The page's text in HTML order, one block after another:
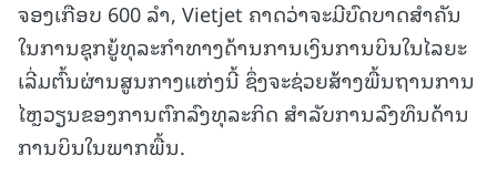
ຈອງເກືອບ 600 ລຳ, Vietjet ຄາດວ່າຈະມີບົດບາດສຳຄັນ
ໃນການຊຸກຍູ້ທຸລະກຳທາງດ້ານການເງິນການບິນໃນໄລຍະ
ເລີ່ມຕົ້ນຜ່ານສູນກາງແຫ່ງນີ້ ຊຶ່ງຈະຊ່ວຍສ້າງພື້ນຖານການ
ໄຫຼວຽນຂອງການຕົກລົງທຸລະກິດ ສຳລັບການລົງທຶນດ້ານ
ການບິນໃນພາກພື້ນ.